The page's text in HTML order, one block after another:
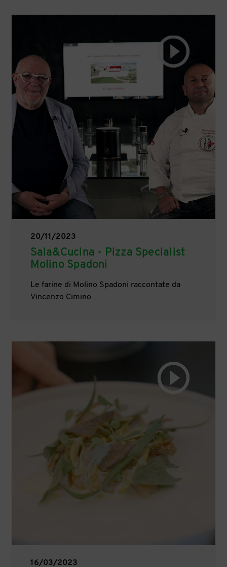
20/11/2023
Sala&Cucina - Pizza Specialist
Molino Spadoni
Le farine di Molino Spadoni raccontate da
Vincenzo Cimino
16/03/2023